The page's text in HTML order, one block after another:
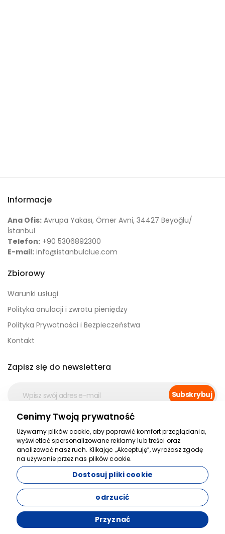
Informacje
Ana Ofis: Avrupa Yakası, Ömer Avni, 34427 Beyoğlu/
İstanbul
Telefon: +90 5306892300
E-mail: info@istanbulclue.com
Zbiorowy
Warunki usługi
Polityka anulacji i zwrotu pieniędzy
Polityka Prywatności i Bezpieczeństwa
Kontakt
Zapisz się do newslettera
Subskrybuj
Bezpieczna płatność
Opracowany przez
Cenimy Twoją prywatność
Używamy plików cookie, aby poprawić komfort przeglądania,
wyświetlać spersonalizowane reklamy lub treści oraz
analizować nasz ruch. Klikając „Akceptuję”, wyrażasz zgodę
na używanie przez nas plików cookie.
Dostosuj pliki cookie
odrzucić
Przyznać